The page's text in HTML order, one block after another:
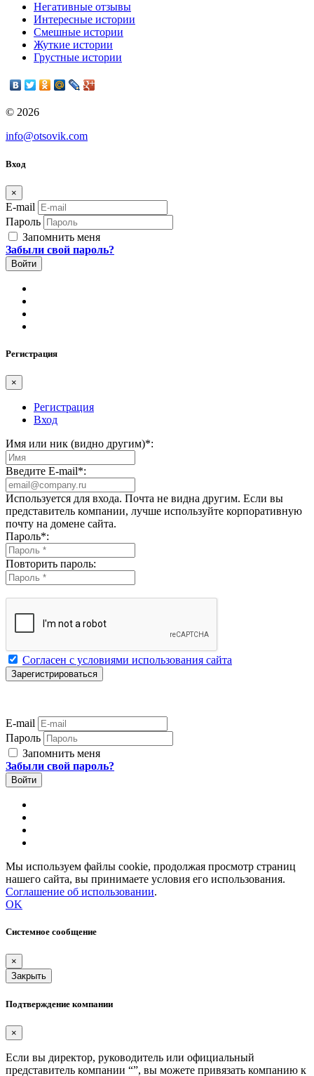
Негативные отзывы
Интересные истории
Смешные истории
Жуткие истории
Грустные истории
© 2026
info@otsovik.com
Вход
×
E-mail
Пароль
Запомнить меня
Забыли свой пароль?
Регистрация
×
Регистрация
Вход
Имя или ник (видно другим)*:
Введите E-mail*:
Используется для входа. Почта не видна другим. Если вы
представитель компании, лучше используйте корпоративную
почту на домене сайта.
Пароль*:
Повторить пароль:
Согласен с условиями использования сайта
E-mail
Пароль
Запомнить меня
Забыли свой пароль?
Мы используем файлы cookie, продолжая просмотр страниц
нашего сайта, вы принимаете условия его использования.
Соглашение об использовании.
OK
Системное сообщение
×
Закрыть
Подтверждение компании
×
Если вы директор, руководитель или официальный
представитель компании “”, вы можете привязать компанию к